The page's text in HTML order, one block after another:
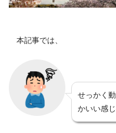
本記事では、
せっかく
かいい感